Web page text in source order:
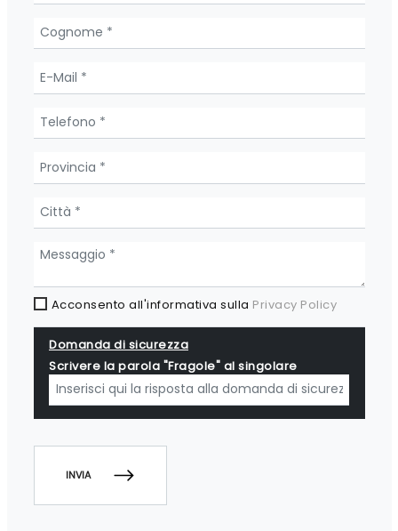
Acconsento all'informativa sulla Privacy Policy
Domanda di sicurezza
Scrivere la parola "Fragole" al singolare
INVIA